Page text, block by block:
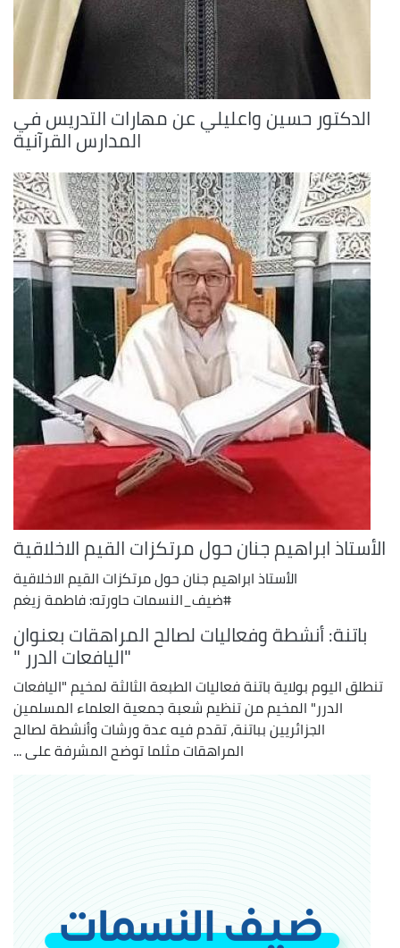
الدكتور حسين واعليلي عن مهارات التدريس في
المدارس القرآنية
الأستاذ ابراهيم جنان حول مرتكزات القيم الاخلاقية
الأستاذ ابراهيم جنان حول مرتكزات القيم الاخلاقية
#ضيف_النسمات حاورته: فاطمة زيغم
باتنة: أنشطة وفعاليات لصالح المراهقات بعنوان
"اليافعات الدرر "
تنطلق اليوم بولاية باتنة فعاليات الطبعة الثالثة لمخيم "اليافعات
الدرر" المخيم من تنظيم شعبة جمعية العلماء المسلمين
الجزائريين بباتنة، تقدم فيه عدة ورشات وأنشطة لصالح
المراهقات مثلما توضح المشرفة على ...